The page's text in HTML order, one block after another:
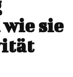
sie